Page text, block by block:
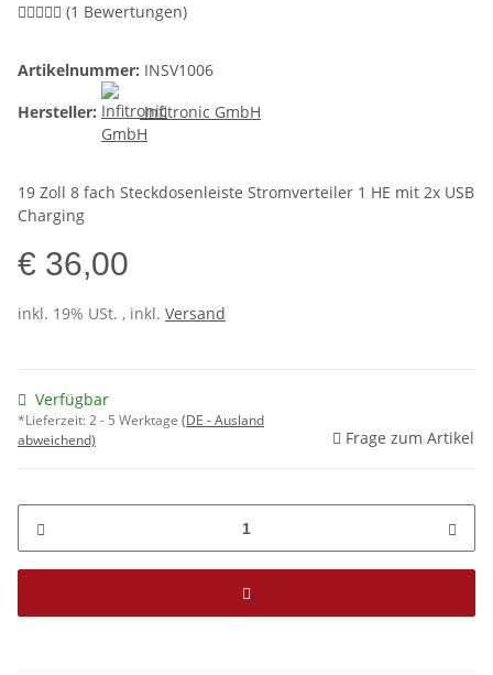
(1 Bewertungen)
Artikelnummer: INSV1006
Hersteller:
Infitronic GmbH
19 Zoll 8 fach Steckdosenleiste Stromverteiler 1 HE mit 2x USB
Charging
€ 36,00
inkl. 19% USt. , inkl. Versand
Verfügbar
*Lieferzeit:2 - 5 Werktage (DE - Ausland
abweichend)
Frage zum Artikel